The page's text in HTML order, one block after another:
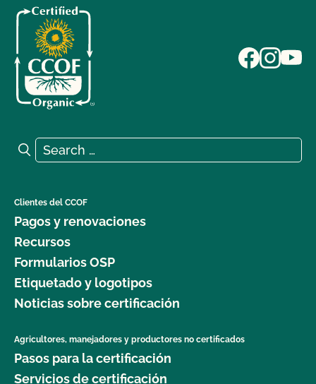
Search for:
Search
Clientes del CCOF
Pagos y renovaciones
Recursos
Formularios OSP
Etiquetado y logotipos
Noticias sobre certificación
Agricultores, manejadores y productores no certificados
Pasos para la certificación
Servicios de certificación